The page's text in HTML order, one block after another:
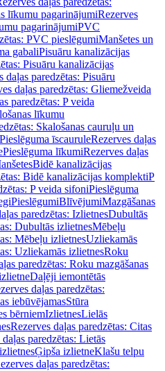
līkumu pagarinājumiRezerves
pagarinājumiPVC
PVC pieslēgumiManšetes un
gabaliPisuāru kanalizācijas
Pisuāru kanalizācijas
daļas paredzētas: Pisuāru
daļas paredzētas: Gliemežveida
paredzētas: P veida
līkumu
Skalošanas cauruļu un
Pieslēguma īscauruleRezerves daļas
Pieslēguma līkumiRezerves daļas
Bidē kanalizācijas
Bidē kanalizācijas komplektiP
P veida sifoniPieslēguma
PieslēgumiBlīvējumiMazgāšanas
paredzētas: IzlietnesDubultās
Dubultās izlietnesMēbeļu
Mēbeļu izlietnesUzliekamās
Uzliekamās izlietnesRoku
paredzētas: Roku mazgāšanas
Daļēji iemontētās
daļas paredzētas:
iebūvējamasStūra
bērniemIzlietnesLielās
Rezerves daļas paredzētas: Citas
paredzētas: Lietās
Ģipša izlietneKlašu telpu
daļas paredzētas: